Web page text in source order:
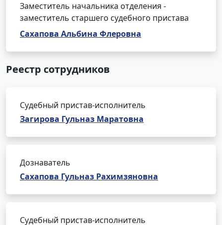
Заместитель начальника отделения -
заместитель старшего судебного пристава
Сахапова Альбина Флеровна
Реестр сотрудников
Судебный пристав-исполнитель
Загирова Гульназ Маратовна
Дознаватель
Сахапова Гульназ Рахимзяновна
Судебный пристав-исполнитель